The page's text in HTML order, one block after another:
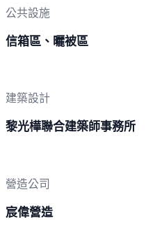
公共設施
信箱區、曬被區
建築設計
黎光樺聯合建築師事務所
營造公司
宸偉營造